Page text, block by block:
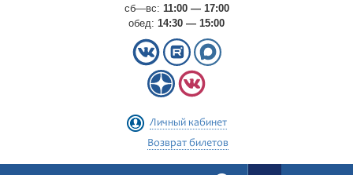
сб—вс: 11:00 — 17:00
обед: 14:30 — 15:00
Личный кабинет
Возврат билетов